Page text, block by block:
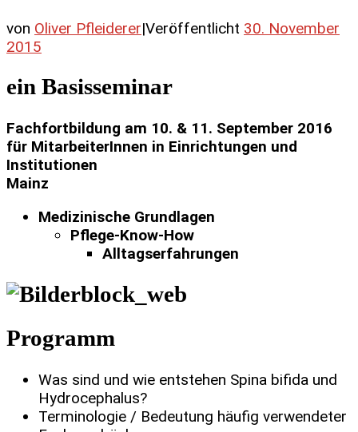
von Oliver Pfleiderer|Veröffentlicht 30. November
2015
ein Basisseminar
Fachfortbildung am 10. & 11. September 2016
für MitarbeiterInnen in Einrichtungen und
Institutionen
Mainz
Medizinische Grundlagen
Pflege-Know-How
Alltagserfahrungen
Programm
Was sind und wie entstehen Spina bifida und
Hydrocephalus?
Terminologie / Bedeutung häufig verwendeter